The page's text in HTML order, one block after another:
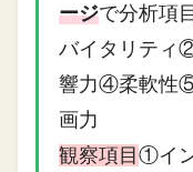
ージで分析項
バイタリティ
響力④柔軟性
画力
観察項目①イ